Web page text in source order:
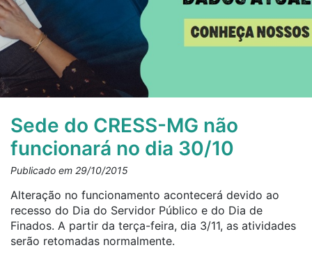
Sede do CRESS-MG não
funcionará no dia 30/10
Publicado em 29/10/2015
Alteração no funcionamento acontecerá devido ao
recesso do Dia do Servidor Público e do Dia de
Finados. A partir da terça-feira, dia 3/11, as atividades
serão retomadas normalmente.